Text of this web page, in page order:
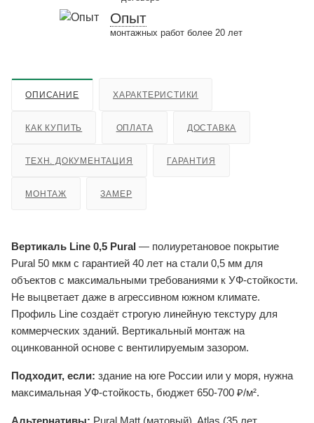
Опыт
монтажных работ более 20 лет
ОПИСАНИЕ ХАРАКТЕРИСТИКИ
КАК КУПИТЬ ОПЛАТА ДОСТАВКА
ТЕХН. ДОКУМЕНТАЦИЯ ГАРАНТИЯ
МОНТАЖ ЗАМЕР
Вертикаль Line 0,5 Pural — полиуретановое покрытие
Pural 50 мкм с гарантией 40 лет на стали 0,5 мм для
объектов с максимальными требованиями к УФ-стойкости.
Не выцветает даже в агрессивном южном климате.
Профиль Line создаёт строгую линейную текстуру для
коммерческих зданий. Вертикальный монтаж на
оцинкованной основе с вентилируемым зазором.
Подходит, если: здание на юге России или у моря, нужна
максимальная УФ-стойкость, бюджет 650-700 ₽/м².
Альтернативы: Pural Matt (матовый), Atlas (35 лет,